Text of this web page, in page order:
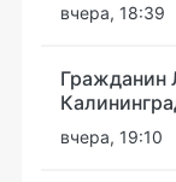
вчера, 18:39
Гражданин
вчера, 19:10